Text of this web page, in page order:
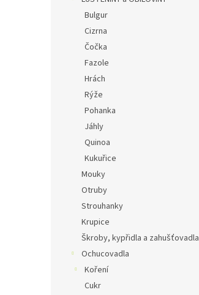
Bulgur
Cizrna
Čočka
Fazole
Hrách
Rýže
Pohanka
Jáhly
Quinoa
Kukuřice
Mouky
Otruby
Strouhanky
Krupice
Škroby, kypřidla a zahušťovadla
Ochucovadla
Koření
Cukr